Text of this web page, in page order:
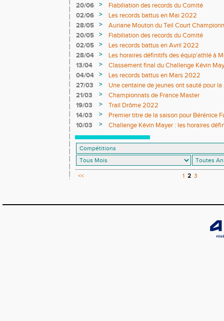
20/06
>
Fiabiliation des records du Comité
02/06
>
Les records battus en Mai 2022
28/05
>
Auriane Mouton du Teil Court
Court à Salers
20/05 >
Fiabiliation des records du Comité
02/05
>
Les records battus en Avril 2022
28/04
>
Les horaires définitifs des équip'athlé à
13/04
>
Classement final du Challenge Kévin
04/04
>
Les records battus en Mars 2022
27/03
>
Une centaine de jeunes ont sauté pour
Kévin Mayer !
21/03 >
Championnats de France Master
19/03
>
Trail Drôme 2022
14/03
>
Premier titre de la saison pour Bérénice
10/03
> Challenge Kévin Mayer : les horaires
<< 1 2 3